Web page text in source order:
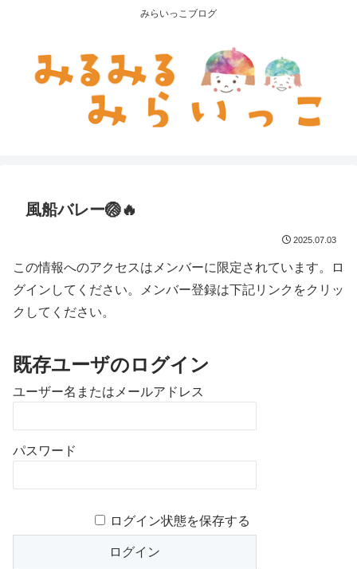
みらいっこブログ
風船バレー🏐🔥
2025.07.03
この情報へのアクセスはメンバーに限定されています。ロ
グインしてください。メンバー登録は下記リンクをクリッ
クしてください。
既存ユーザのログイン
ユーザー名またはメールアドレス
パスワード
ログイン状態を保存する